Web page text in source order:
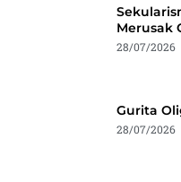
Merusak
28/07/2026
Gurita
28/07/2026